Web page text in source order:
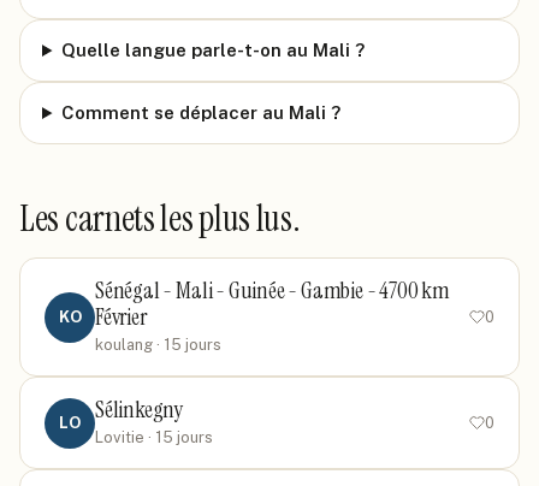
Quelle langue parle-t-on au Mali ?
Comment se déplacer au Mali ?
Les carnets les plus lus.
KO
Sénégal - Mali - Guinée - Gambie - 4700 km
Février
koulang · 15 jours
0
LO Sélinkegny
Lovitie · 15 jours
0